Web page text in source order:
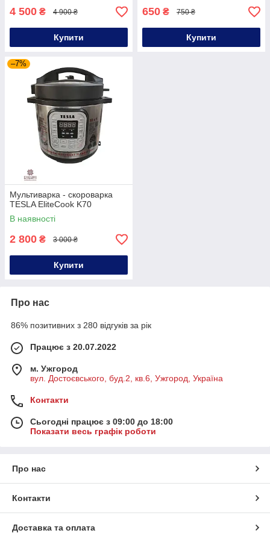
4 500 ₴ 4 900 ₴
Купити
650 ₴ 750 ₴
Купити
–7%
Мультиварка - скороварка
TESLA EliteCook K70
В наявності
2 800 ₴ 3 000 ₴
Купити
Про нас
86% позитивних з 280 відгуків за рік
Працює з 20.07.2022
м. Ужгород
вул. Достоєвського, буд.2, кв.6, Ужгород, Україна
Контакти
Сьогодні працює з 09:00 до 18:00
Показати весь графік роботи
Про нас
Контакти
Доставка та оплата